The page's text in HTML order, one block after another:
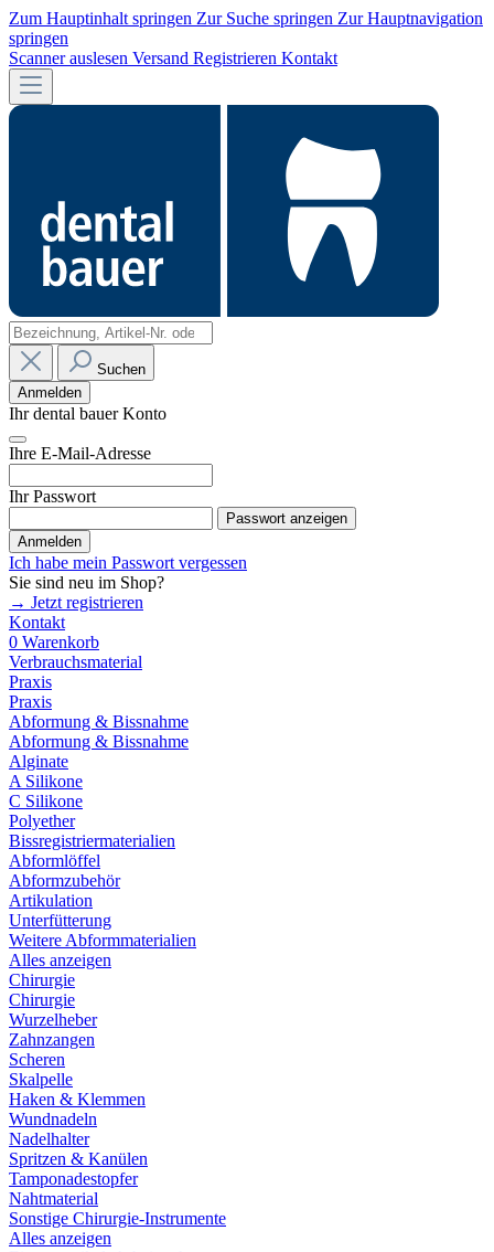
Zum Hauptinhalt springen Zur Suche springen Zur Hauptnavigation
springen
Scanner auslesen Versand Registrieren Kontakt
Suchen
Anmelden
Ihr dental bauer Konto
Ihre E-Mail-Adresse
Ihr Passwort
Passwort anzeigen
Anmelden
Ich habe mein Passwort vergessen
Sie sind neu im Shop?
→ Jetzt registrieren
Kontakt
0 Warenkorb
Verbrauchsmaterial
Praxis
Praxis
Abformung & Bissnahme
Abformung & Bissnahme
Alginate
A Silikone
C Silikone
Polyether
Bissregistriermaterialien
Abformlöffel
Abformzubehör
Artikulation
Unterfütterung
Weitere Abformmaterialien
Alles anzeigen
Chirurgie
Chirurgie
Wurzelheber
Zahnzangen
Scheren
Skalpelle
Haken & Klemmen
Wundnadeln
Nadelhalter
Spritzen & Kanülen
Tamponadestopfer
Nahtmaterial
Sonstige Chirurgie-Instrumente
Alles anzeigen